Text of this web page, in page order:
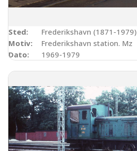
Sted:
Frederikshavn (1871-1979)
Motiv:
Frederikshavn station. Mz
Dato:
1969-1979